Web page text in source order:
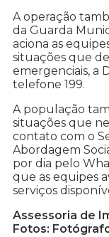
A operação
da Guarda
aciona as
situações que
emergenciais, a
telefone 199.
A população
situações que
contato com o
Abordagem
por dia pelo
que as equipes
serviços
Assessoria de
Fotos: